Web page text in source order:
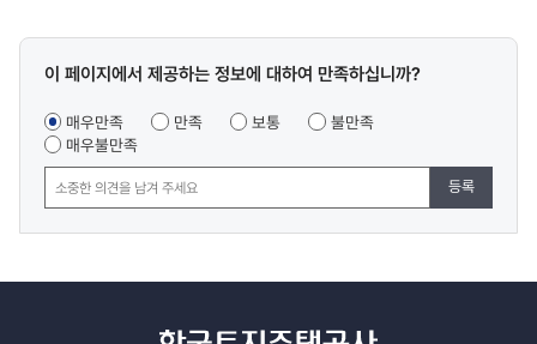
콘텐츠
조사
이 페이지에서 제공하는 정보에 대하여 만족하십니까?
매우만족 만족 보통
불만족
매우불만족
등록